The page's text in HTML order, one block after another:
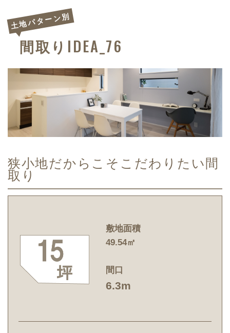
土地パターン別
間取り IDEA_76
狭小地だからこそこだわりたい間
取り
敷地面積
49.54㎡
間口
6.3m